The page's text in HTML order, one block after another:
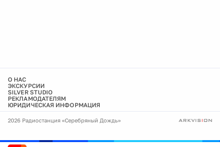
О НАС
ЭКСКУРСИИ
SILVER STUDIO
РЕКЛАМОДАТЕЛЯМ
ЮРИДИЧЕСКАЯ ИНФОРМАЦИЯ
2026 Радиостанция «Серебряный Дождь»